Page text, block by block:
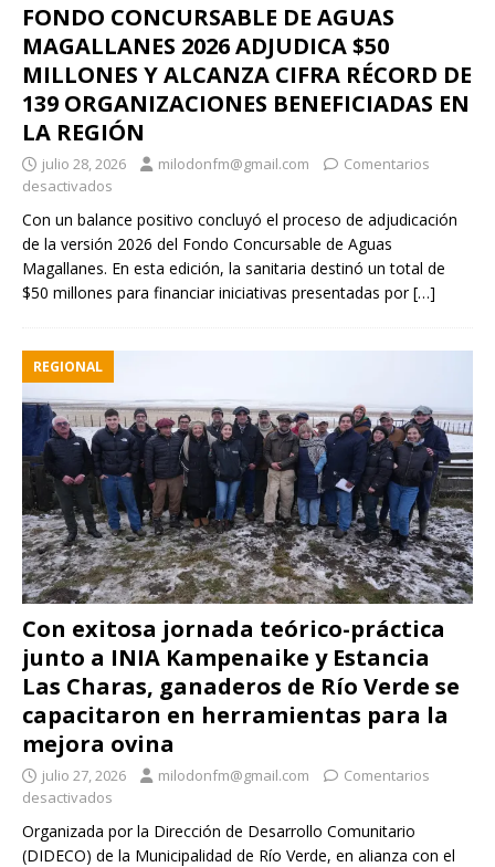
FONDO CONCURSABLE DE AGUAS
MAGALLANES 2026 ADJUDICA $50
MILLONES Y ALCANZA CIFRA RÉCORD DE
139 ORGANIZACIONES BENEFICIADAS EN
LA REGIÓN
julio 28, 2026 milodonfm@gmail.com
Comentarios
desactivados
Con un balance positivo concluyó el proceso de adjudicación
de la versión 2026 del Fondo Concursable de Aguas
Magallanes. En esta edición, la sanitaria destinó un total de
$50 millones para financiar iniciativas presentadas por[…]
REGIONAL
Con exitosa jornada teórico-práctica
junto a INIA Kampenaike y Estancia
Las Charas, ganaderos de Río Verde se
capacitaron en herramientas para la
mejora ovina
julio 27, 2026 milodonfm@gmail.com
Comentarios
desactivados
Organizada por la Dirección de Desarrollo Comunitario
(DIDECO) de la Municipalidad de Río Verde, en alianza con el